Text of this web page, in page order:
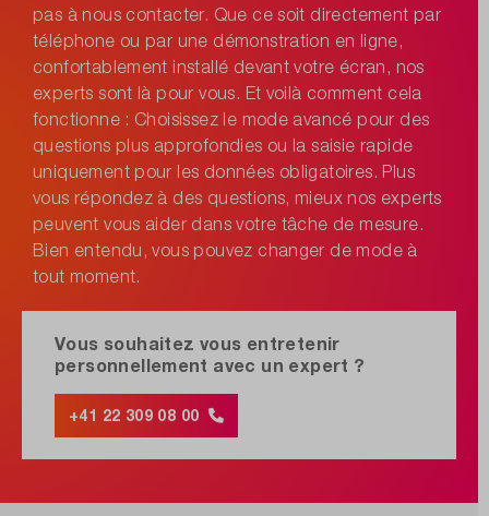
pas à nous contacter. Que ce soit directement par
téléphone ou par une démonstration en ligne,
confortablement installé devant votre écran, nos
experts sont là pour vous. Et voilà comment cela
fonctionne : Choisissez le mode avancé pour des
questions plus approfondies ou la saisie rapide
uniquement pour les données obligatoires. Plus
vous répondez à des questions, mieux nos experts
peuvent vous aider dans votre tâche de mesure.
Bien entendu, vous pouvez changer de mode à
tout moment.
Vous souhaitez vous entretenir
personnellement avec un expert ?
+41 22 309 08 00